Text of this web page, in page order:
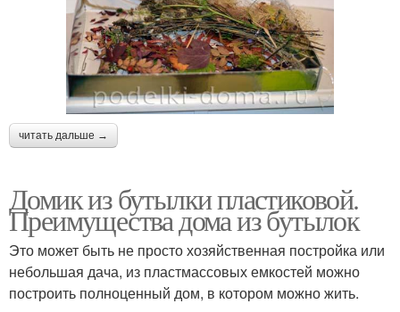
читать дальше →
Домик из бутылки пластиковой.
Преимущества дома из бутылок
Это может быть не просто хозяйственная постройка или
небольшая дача, из пластмассовых емкостей можно
построить полноценный дом, в котором можно жить.